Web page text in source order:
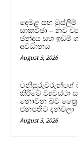
දෙමළ සහ
සාකච්ඡා – නව
ඡන්දය සහ ඉඩම්
අවධානය
August 3, 2026
විනිසුරුවරුන්ගේ
කිරීමේ ව්‍යවස්ථා
නොවන බව
ජනපතිට දන්වලා
August 3, 2026